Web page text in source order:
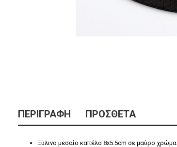
ΠΕΡΙΓΡΑΦΉ ΠΡΌΣΘΕΤΑ
Ξύλινο μεσαίο καπέλο 8x5.5cm σε μαύρο χρώμα